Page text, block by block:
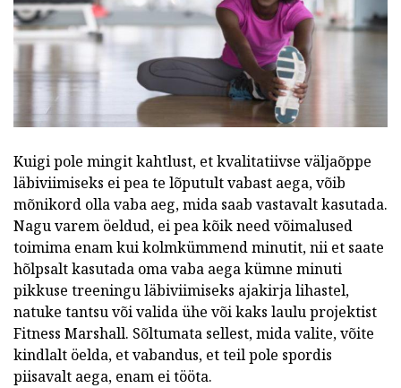
Kuigi pole mingit kahtlust, et kvalitatiivse väljaõppe
läbiviimiseks ei pea te lõputult vabast aega, võib
mõnikord olla vaba aeg, mida saab vastavalt kasutada.
Nagu varem öeldud, ei pea kõik need võimalused
toimima enam kui kolmkümmend minutit, nii et saate
hõlpsalt kasutada oma vaba aega kümne minuti
pikkuse treeningu läbiviimiseks ajakirja lihastel,
natuke tantsu või valida ühe või kaks laulu projektist
Fitness Marshall. Sõltumata sellest, mida valite, võite
kindlalt öelda, et vabandus, et teil pole spordis
piisavalt aega, enam ei tööta.